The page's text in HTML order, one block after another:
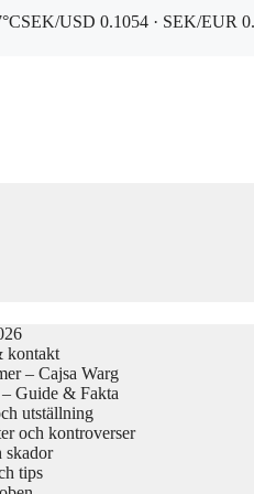
SEK/USD 0.1054 · SEK/EUR
kontakt
– Cajsa Warg
Guide & Fakta
utställning
och kontroverser
skador
tips